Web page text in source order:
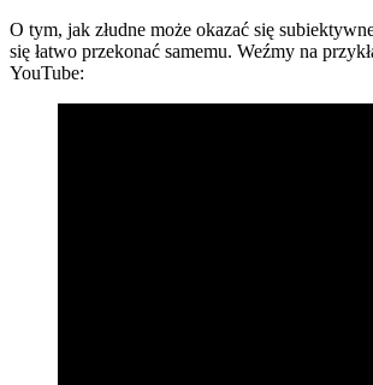
O tym, jak złudne może okazać się
się łatwo przekonać samemu. Weźmy na
YouTube: